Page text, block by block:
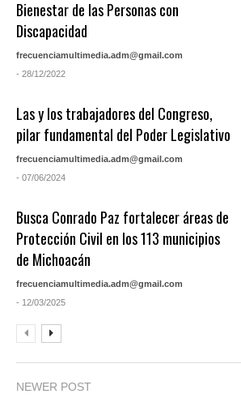
Bienestar de las Personas con
Discapacidad
frecuenciamultimedia.adm@gmail.com
- 28/12/2022
Las y los trabajadores del Congreso,
pilar fundamental del Poder Legislativo
frecuenciamultimedia.adm@gmail.com
- 07/06/2024
Busca Conrado Paz fortalecer áreas de
Protección Civil en los 113 municipios
de Michoacán
frecuenciamultimedia.adm@gmail.com
- 12/03/2025
NEWER POST